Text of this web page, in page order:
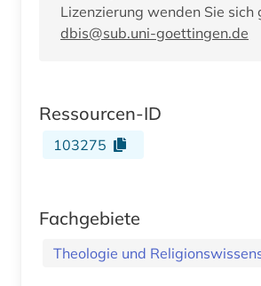
Lizenzierung wenden Sie sich
dbis@sub.uni-goettingen.de
Ressourcen-ID
103275
Fachgebiete
Theologie und